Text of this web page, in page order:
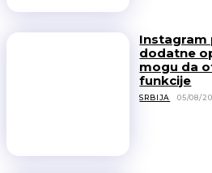
Instagram
dodatne
mogu da
funkcije
SRBIJA 05/08/